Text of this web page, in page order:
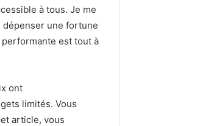
à tous. Je me
dépenser une fortune
est tout à
ont
limités. Vous
article, vous